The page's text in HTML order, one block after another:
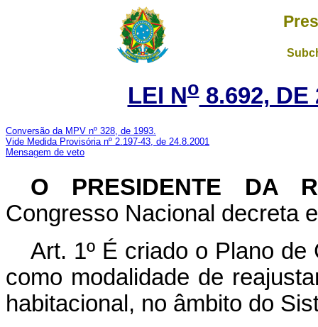
LEI No8.692, DE
Conversão da MPV nº 328, de 1993.
Vide Medida Provisória nº 2.197-43, de 24.8.2001
Mensagem de veto
O PRESIDENTE DA
Congresso Nacional decreta
Art. 1º É criado o Plano
como modalidade de
habitacional, no âmbito do